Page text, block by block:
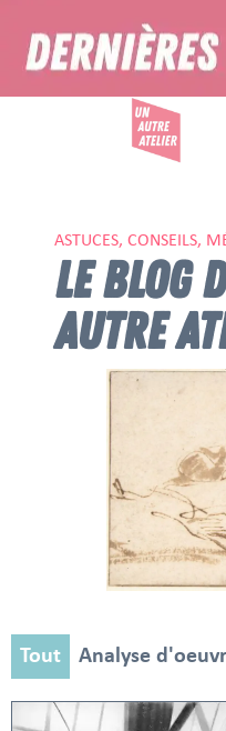
ASTUCES, CONSEILS,
LE BLOG
AUTRE
Analyse
Tout